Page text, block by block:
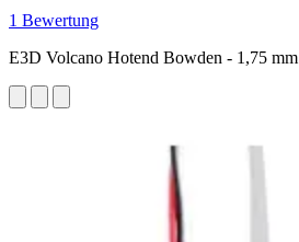
1 Bewertung
E3D Volcano Hotend Bowden - 1,75 mm